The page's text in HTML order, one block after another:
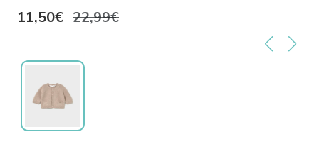
11,50€ 22,99€